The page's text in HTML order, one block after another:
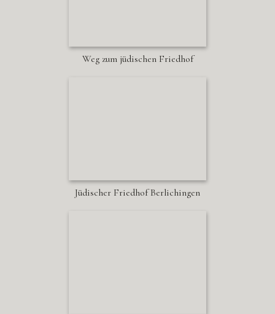
Weg zum jüdischen Friedhof
Jüdischer Friedhof Berlichingen